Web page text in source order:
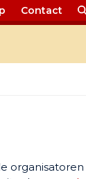
Contact
organisatoren